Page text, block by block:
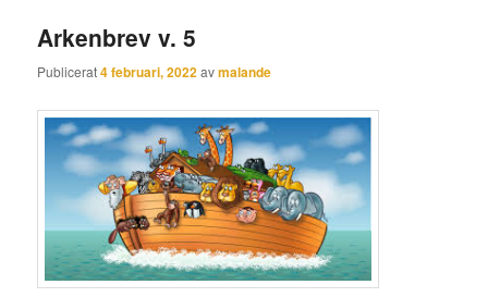
Arkenbrev v. 5
Publicerat4 februari, 2022avmalande